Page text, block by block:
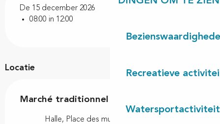
Recreatieve
De 15 december 2026
08:00 in 12:00
Locatie
Marché traditionnel
Halle, Place des muletiers, 40260 Linxe